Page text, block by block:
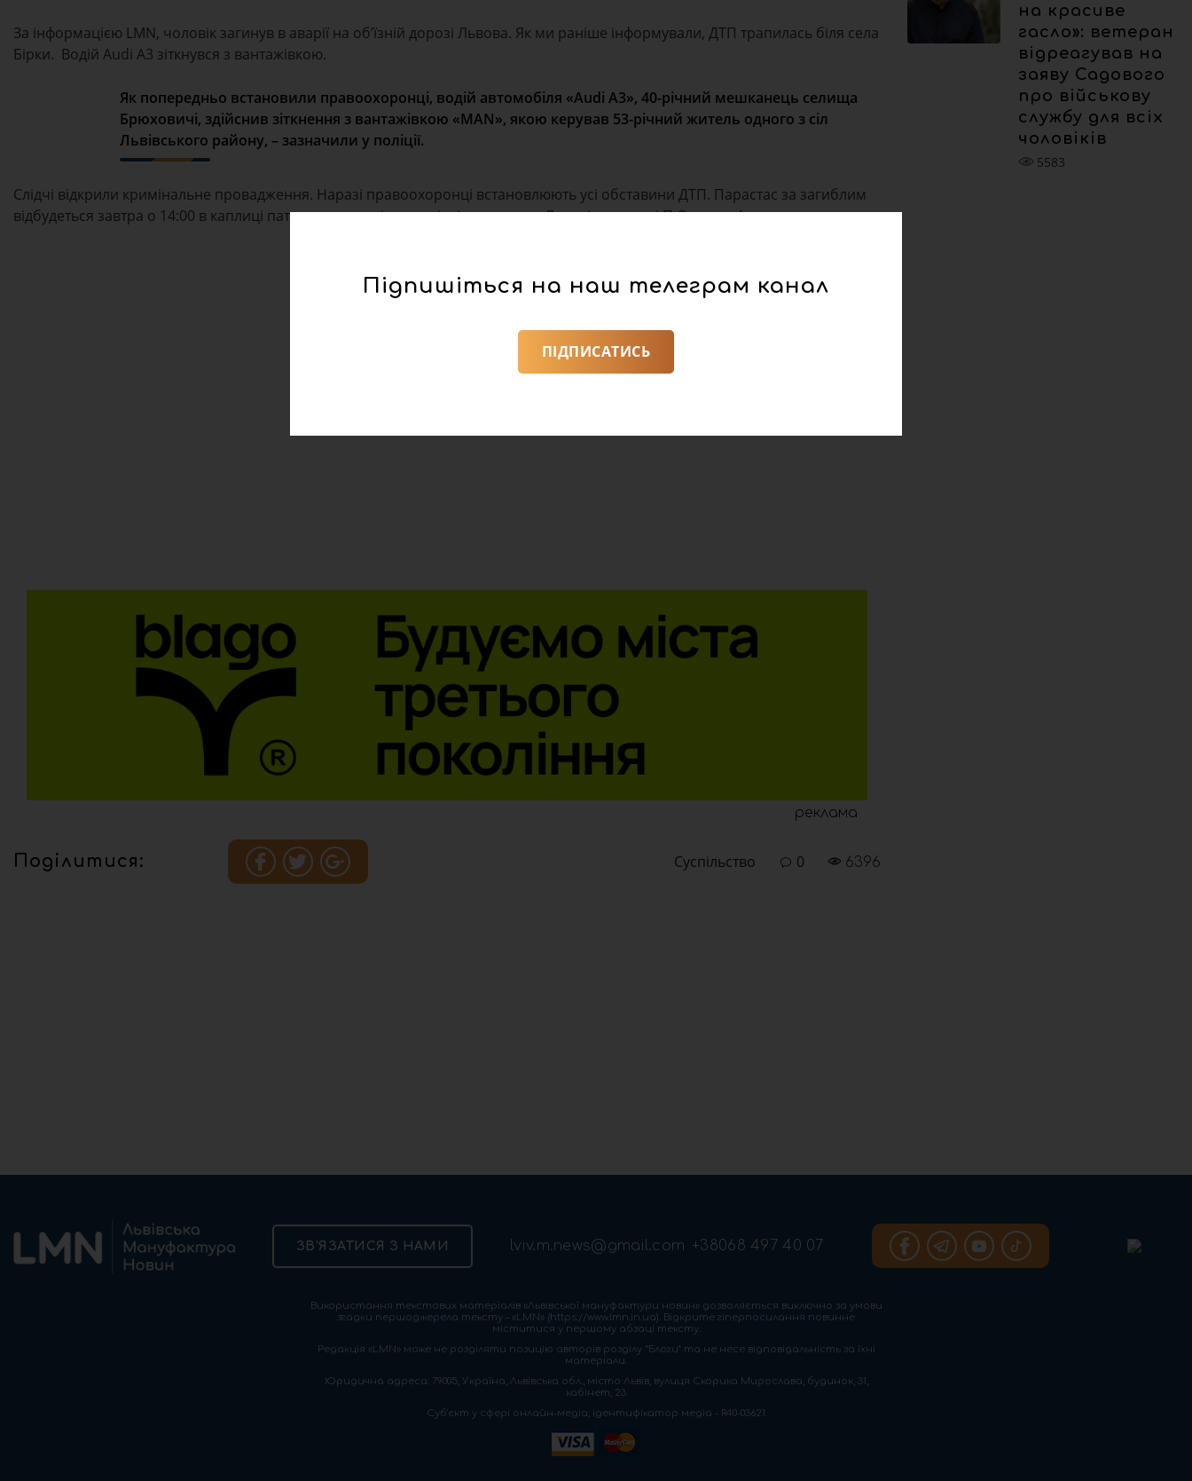
За інформацією LMN, чоловік загинув в аварії на об’їзній дорозі Львова. Як ми раніше інформували, ДТП трапилась біля села
Бірки. Водій Audi A3 зіткнувся з вантажівкою.
Як попередньо встановили правоохоронці, водій автомобіля «Audi A3», 40-річний мешканець селища
Брюховичі, здійснив зіткнення з вантажівкою «MAN», якою керував 53-річний житель одного з сіл
Львівського району, – зазначили у поліції.
Слідчі відкрили кримінальне провадження. Наразі правоохоронці встановлюють усі обставини ДТП. Парастас за загиблим
відбудеться завтра о 14:00 в каплиці паталогоанатомічного відділення, що у Львові на вулиці П.Орлика, 4.
реклама
Поділитися: Суспільство 0 6396
на красиве
гасло»: ветеран
відреагував на
заяву Садового
про військову
службу для всіх
чоловіків
5583
ЗВ’ЯЗАТИСЯ З НАМИ lviv.m.news@gmail.com +38068 497 40 07
Використання текстових матеріалів «Львівської мануфактури новин» дозволяється виключно за умови
згадки першоджерела тексту – «LMN» (https://www.lmn.in.ua). Відкрите гіперпосилання повинне
міститися у першому абзаці тексту.
Редакція «LMN» може не розділяти позицію авторів розділу “Блоги” та не несе відповідальність за їхні
матеріали.
Юридична адреса: 79005, Україна, Львівська обл., місто Львів, вулиця Скорика Мирослава, будинок, 31,
кабінет, 23
Cуб'єкт у сфері онлайн-медіа; ідентифікатор медіа - R40-03621
Підпишіться на наш телеграм канал
ПІДПИСАТИСЬ